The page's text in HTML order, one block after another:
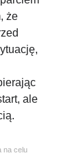
że
ale
na celu